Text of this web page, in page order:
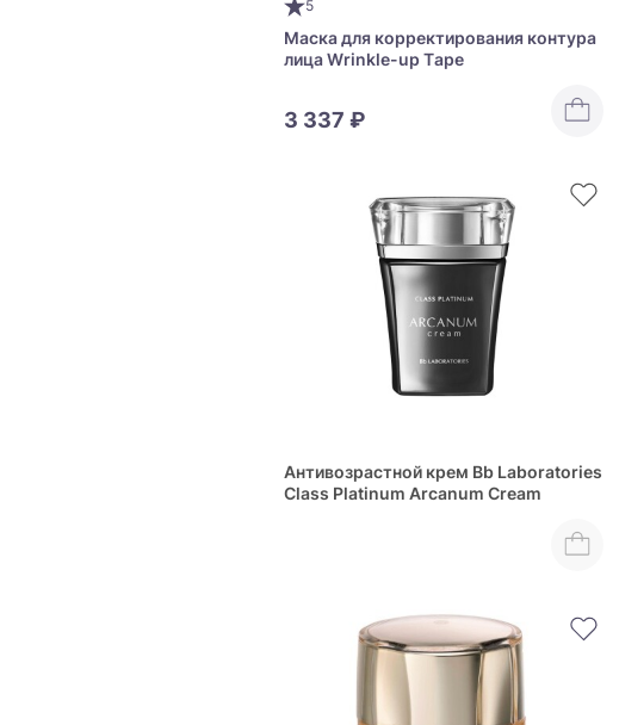
5
Маска для корректирования контура
лица Wrinkle-up Тape
3 337 ₽
Антивозрастной крем Bb Laboratories
Class Platinum Arcanum Cream